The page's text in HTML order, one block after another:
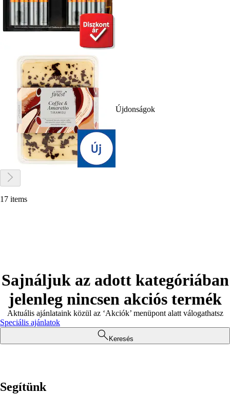
Újdonságok
17 items
Sajnáljuk az adott kategóriában
jelenleg nincsen akciós termék
Aktuális ajánlataink közül az ‘Akciók’ menüpont alatt válogathatsz
Speciális ajánlatok
Keresés
Segítünk